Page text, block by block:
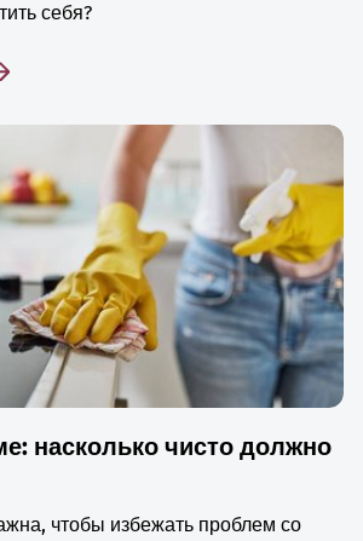
себя?
насколько чисто должно
чтобы избежать проблем со